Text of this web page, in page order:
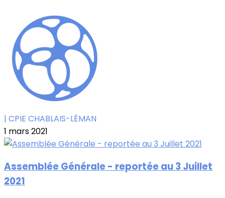
| CPIE CHABLAIS-LÉMAN
1 mars 2021
Assemblée Générale - reportée au 3 Juillet
2021